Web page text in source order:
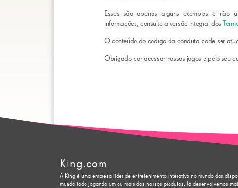
Esses são apenas alguns exemplos e não
informações, consulte a versão integral dos
O conteúdo do código da conduta pode ser
Obrigado por acessar nossos jogos e pelo seu
King.com
A King é uma empresa líder de entretenimento interativo no mundo dos
mundo todo jogando um ou mais dos nossos produtos. Já desenvolvemos